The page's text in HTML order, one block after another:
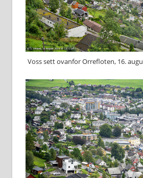
Voss sett ovanfor Orrefloten, 16.